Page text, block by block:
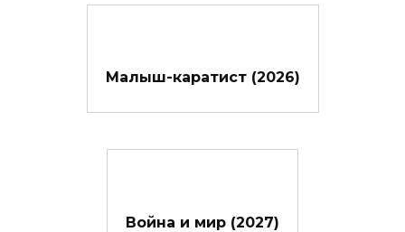
Малыш-каратист (2026)
Война и мир (2027)